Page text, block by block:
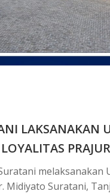
LAKSANAKAN
melaksanakan
Midiyato Suratani,